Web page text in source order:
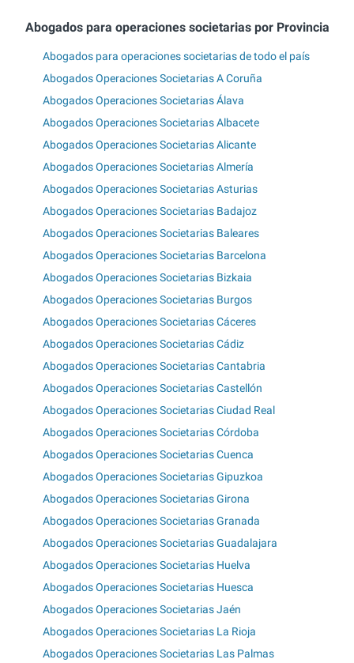
Abogados para operaciones societarias por Provincia
Abogados para operaciones societarias de todo el país
Abogados Operaciones Societarias A Coruña
Abogados Operaciones Societarias Álava
Abogados Operaciones Societarias Albacete
Abogados Operaciones Societarias Alicante
Abogados Operaciones Societarias Almería
Abogados Operaciones Societarias Asturias
Abogados Operaciones Societarias Badajoz
Abogados Operaciones Societarias Baleares
Abogados Operaciones Societarias Barcelona
Abogados Operaciones Societarias Bizkaia
Abogados Operaciones Societarias Burgos
Abogados Operaciones Societarias Cáceres
Abogados Operaciones Societarias Cádiz
Abogados Operaciones Societarias Cantabria
Abogados Operaciones Societarias Castellón
Abogados Operaciones Societarias Ciudad Real
Abogados Operaciones Societarias Córdoba
Abogados Operaciones Societarias Cuenca
Abogados Operaciones Societarias Gipuzkoa
Abogados Operaciones Societarias Girona
Abogados Operaciones Societarias Granada
Abogados Operaciones Societarias Guadalajara
Abogados Operaciones Societarias Huelva
Abogados Operaciones Societarias Huesca
Abogados Operaciones Societarias Jaén
Abogados Operaciones Societarias La Rioja
Abogados Operaciones Societarias Las Palmas